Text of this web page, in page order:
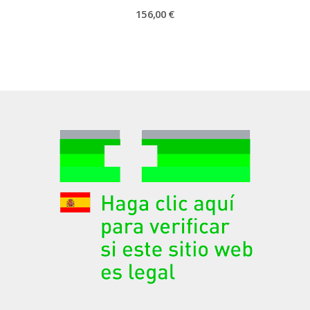
156,00 €